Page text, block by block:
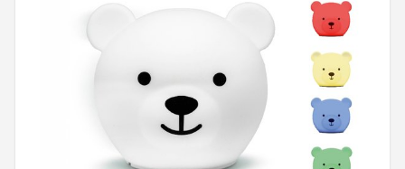
POPULAIRE MERKEN